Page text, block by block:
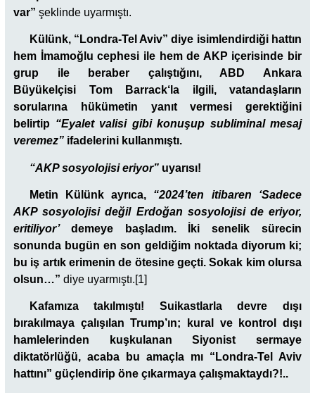
var” şeklinde uyarmıştı.
Külünk,“Londra-Tel Aviv” diye isimlendirdiği hattın
hem İmamoğlu cephesi ile hem de AKP içerisinde bir
grup ile beraber çalıştığını, ABD Ankara
Büyükelçisi Tom Barrack‘la ilgili, vatandaşların
sorularına hükümetin yanıt vermesi gerektiğini
belirtip “Eyalet valisi gibi konuşup subliminal mesaj
veremez” ifadelerini kullanmıştı.
“AKP sosyolojisi eriyor”uyarısı!
Metin Külünk ayrıca, “2024’ten itibaren ‘Sadece
AKP sosyolojisi değil Erdoğan sosyolojisi de eriyor,
eritiliyor’ demeye başladım. İki senelik sürecin
sonunda bugün en son geldiğim noktada diyorum ki;
bu iş artık erimenin de ötesine geçti. Sokak kim olursa
olsun…” diye uyarmıştı.[1]
Kafamıza takılmıştı! Suikastlarla devre dışı
bırakılmaya çalışılan Trump’ın; kural ve kontrol dışı
hamlelerinden kuşkulanan Siyonist sermaye
diktatörlüğü, acaba bu amaçla mı “Londra-Tel Aviv
hattını” güçlendirip öne çıkarmaya çalışmaktaydı?!..